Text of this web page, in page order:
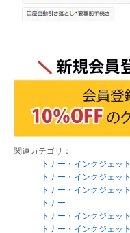
関連カテゴリ：
トナー・インクジェット
トナー・インクジェット
トナー・インクジェット
トナー
トナー・インクジェット
トナー・インクジェット